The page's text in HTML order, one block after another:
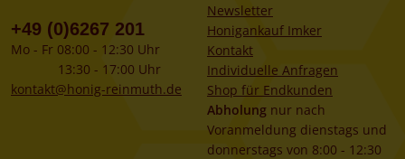
+49 (0)6267 201
Mo - Fr 08:00 - 12:30 Uhr
13:30 - 17:00 Uhr
kontakt@honig-reinmuth.de
Newsletter
Honigankauf Imker
Kontakt
Individuelle Anfragen
Shop für Endkunden
Abholung nur nach
Voranmeldung dienstags und
donnerstags von 8:00 - 12:30